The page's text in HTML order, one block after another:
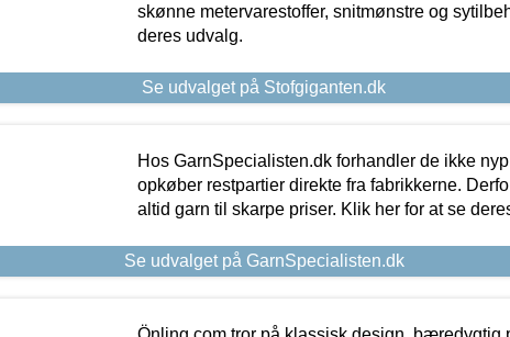
skønne metervarestoffer, snitmønstre og
deres udvalg.
Se udvalget på Stofgiganten.dk
Hos GarnSpecialisten.dk forhandler de ikke
opkøber restpartier direkte fra fabrikkerne.
altid garn til skarpe priser. Klik her for at se
Se udvalget på GarnSpecialisten.dk